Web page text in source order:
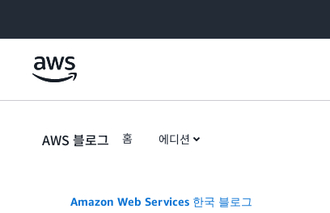
AWS 블로그 홈 에디션
Amazon Web Services 한국 블로그